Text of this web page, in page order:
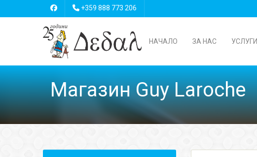
+359 888 773 206
НАЧАЛО ЗА НАС УСЛУГИ
Магазин Guy Laroche